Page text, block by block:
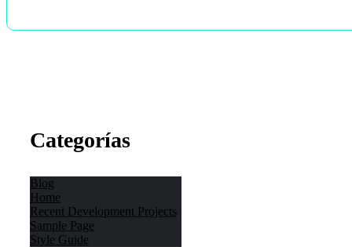
Categorías
Blog
Home
Recent Development Projects
Sample Page
Style Guide